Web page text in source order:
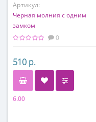
Артикул:
Черная молния с одним
замком
0
510 р.
6.00